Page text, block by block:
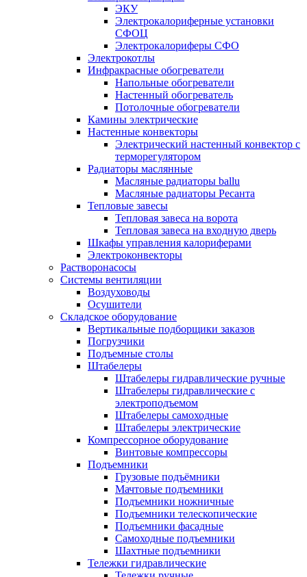
ЭКУ
Электрокалориферные установки
СФОЦ
Электрокалориферы СФО
Электрокотлы
Инфракрасные обогреватели
Напольные обогреватели
Настенный обогреватель
Потолочные обогреватели
Камины электрические
Настенные конвекторы
Электрический настенный конвектор с
терморегулятором
Радиаторы маслянные
Масляные радиаторы ballu
Масляные радиаторы Ресанта
Тепловые завесы
Тепловая завеса на ворота
Тепловая завеса на входную дверь
Шкафы управления калориферами
Электроконвекторы
Растворонасосы
Системы вентиляции
Воздуховоды
Осушители
Складское оборудование
Вертикальные подборщики заказов
Погрузчики
Подъемные столы
Штабелеры
Штабелеры гидравлические ручные
Штабелеры гидравлические с
электроподъемом
Штабелеры самоходные
Штабелеры электрические
Компрессорное оборудование
Винтовые компрессоры
Подъемники
Грузовые подъёмники
Мачтовые подъемники
Подъемники ножничные
Подъемники телескопические
Подъемники фасадные
Самоходные подъемники
Шахтные подъемники
Тележки гидравлические